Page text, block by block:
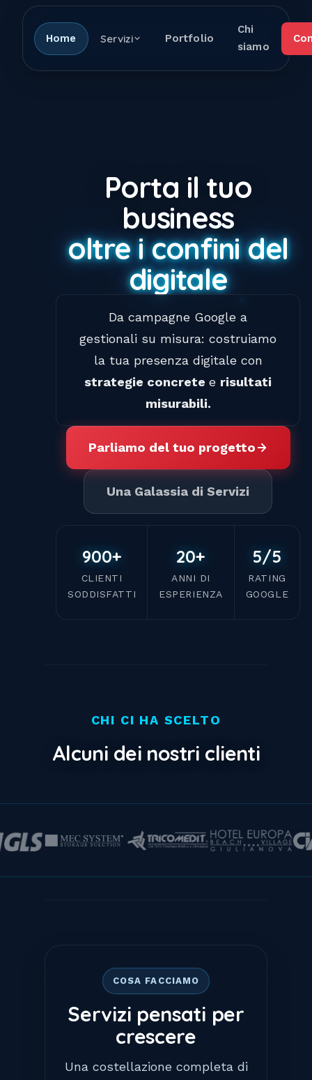
Home Servizi Portfolio
Chi
siamo
Porta il tuo
business
oltre i confini del
digitale
Da campagne Google a
gestionali su misura: costruiamo
la tua presenza digitale con
strategie concretee risultati
misurabili.
Parliamo del tuo progetto
Una Galassia di Servizi
900+
CLIENTI
SODDISFATTI
20+
ANNI DI
ESPERIENZA
5/5
RATING
GOOGLE
CHI CI HA SCELTO
Alcuni dei nostri clienti
COSA FACCIAMO
Servizi pensati per
crescere
Una costellazione completa di